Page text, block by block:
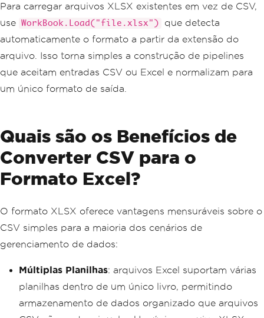
Para carregar arquivos XLSX existentes em vez de CSV,
use WorkBook.Load("file.xlsx")
que detecta
automaticamente o formato a partir da extensão do
arquivo. Isso torna simples a construção de pipelines
que aceitam entradas CSV ou Excel e normalizam para
um único formato de saída.
Quais são os Benefícios de
Converter CSV para o
Formato Excel?
O formato XLSX oferece vantagens mensuráveis sobre o
CSV simples para a maioria dos cenários de
gerenciamento de dados:
Múltiplas Planilhas: arquivos Excel suportam várias
planilhas dentro de um único livro, permitindo
armazenamento de dados organizado que arquivos